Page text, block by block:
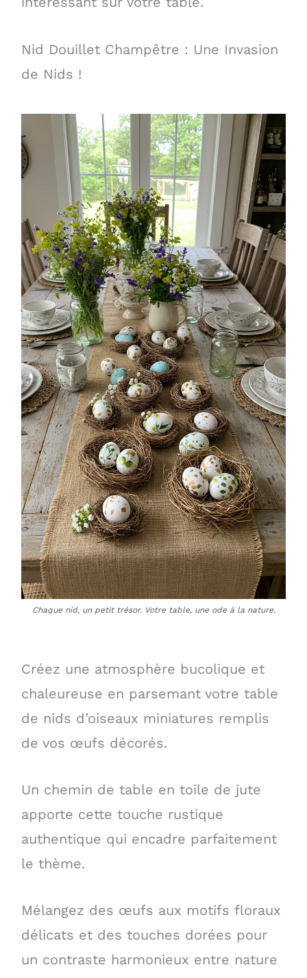
Nid Douillet Champêtre : Une Invasion
de Nids !
Chaque nid, un petit trésor. Votre table, une ode à la nature.
Créez une atmosphère bucolique et
chaleureuse en parsemant votre table
de nids d’oiseaux miniatures remplis
de vos œufs décorés.
Un chemin de table en toile de jute
apporte cette touche rustique
authentique qui encadre parfaitement
le thème.
Mélangez des œufs aux motifs floraux
délicats et des touches dorées pour
un contraste harmonieux entre nature